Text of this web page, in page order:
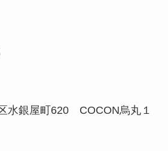
水銀屋町620 COCON烏丸１